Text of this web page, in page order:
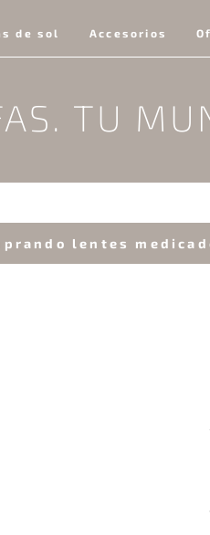
de sol Accesorios
TU
lentes